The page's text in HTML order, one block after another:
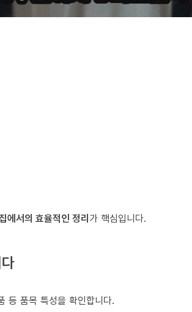
에서의 효율적인 정리가 핵심입니다.
등 품목 특성을 확인합니다.